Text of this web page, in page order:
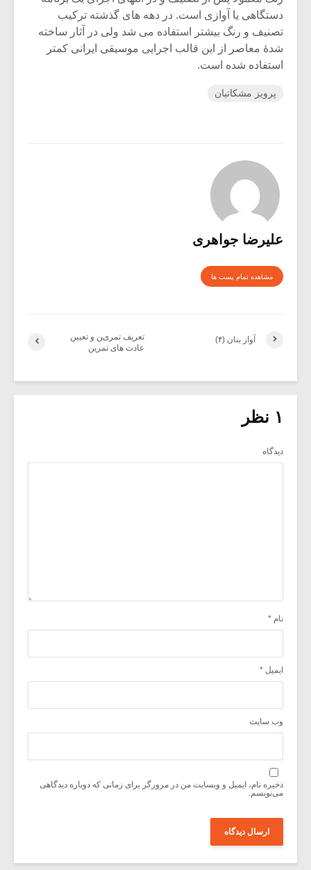
دستگاهی یا آوازی است. در دهه های گذشته ترکیب
تصنیف و رنگ بیشتر استفاده می شد ولی در آثار ساخته
شدۀ معاصر از این قالب اجرایی موسیقی ایرانی کمتر
استفاده شده است.
پرویز مشکاتیان
علیرضا جواهری
مشاهده تمام پست ها
تعریف تمرین و تعیین
عادت های تمرین
آواز بنان (۴)
۱ نظر
دیدگاه
نام *
ایمیل *
وب‌ سایت
ذخیره نام، ایمیل و وبسایت من در مرورگر برای زمانی که دوباره دیدگاهی
می‌نویسم.